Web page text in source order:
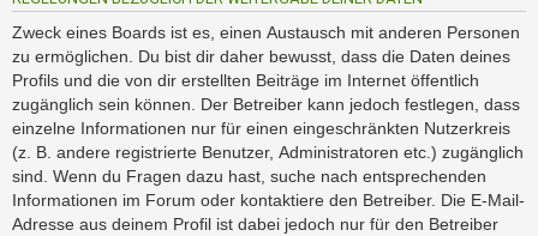
Zweck eines Boards ist es, einen Austausch mit anderen Personen
zu ermöglichen. Du bist dir daher bewusst, dass die Daten deines
Profils und die von dir erstellten Beiträge im Internet öffentlich
zugänglich sein können. Der Betreiber kann jedoch festlegen, dass
einzelne Informationen nur für einen eingeschränkten Nutzerkreis
(z. B. andere registrierte Benutzer, Administratoren etc.) zugänglich
sind. Wenn du Fragen dazu hast, suche nach entsprechenden
Informationen im Forum oder kontaktiere den Betreiber. Die E-Mail-
Adresse aus deinem Profil ist dabei jedoch nur für den Betreiber